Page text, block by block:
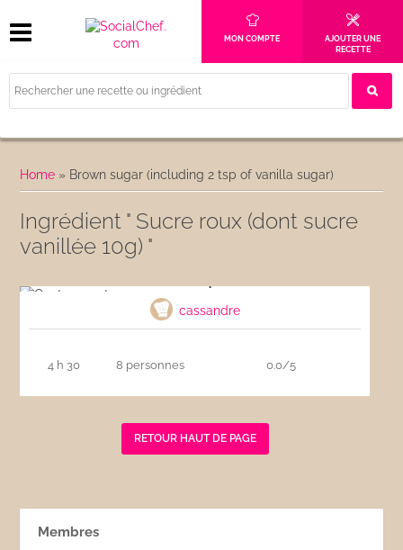
MON COMPTE
AJOUTER UNE
RECETTE
Home » Brown sugar (including 2 tsp of vanilla sugar)
Ingrédient " Sucre roux (dont sucre
vanillée 10g) "
cassandre
4 h 30 8 personnes 0.0/5
RETOUR HAUT DE PAGE
Membres